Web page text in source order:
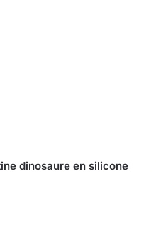
dinosaure en silicone